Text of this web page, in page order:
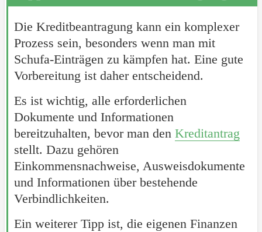
Die Kreditbeantragung kann ein komplexer
Prozess sein, besonders wenn man mit
Schufa-Einträgen zu kämpfen hat. Eine gute
Vorbereitung ist daher entscheidend.
Es ist wichtig, alle erforderlichen
Dokumente und Informationen
bereitzuhalten, bevor man den Kreditantrag
stellt. Dazu gehören
Einkommensnachweise, Ausweisdokumente
und Informationen über bestehende
Verbindlichkeiten.
Ein weiterer Tipp ist, die eigenen Finanzen